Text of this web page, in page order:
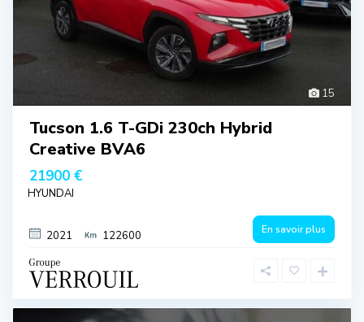
15
Tucson 1.6 T-GDi 230ch Hybrid
Creative BVA6
21900 €
HYUNDAI
2021 122600 En savoir plus